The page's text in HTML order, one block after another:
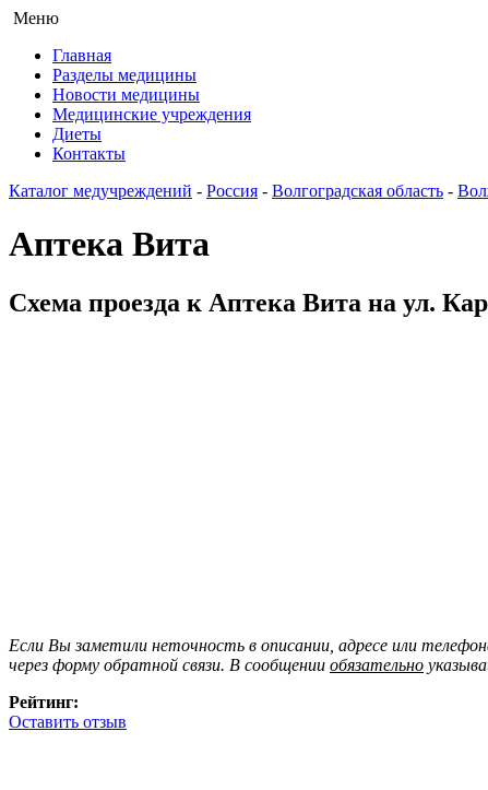
Меню
Главная
Разделы медицины
Новости медицины
Медицинские учреждения
Диеты
Контакты
Каталог медучреждений - Россия - Волгоградская область -
Аптека Вита
Схема проезда к Аптека Вита на ул.
Если Вы заметили неточность в описании, адресе или
через форму обратной связи. В сообщении обязательно
Рейтинг:
Оставить отзыв